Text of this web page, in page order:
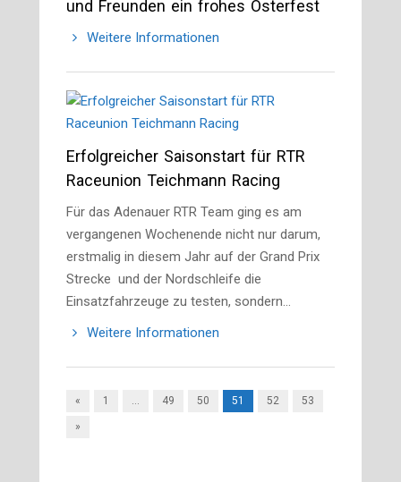
und Freunden ein frohes Osterfest
Weitere Informationen
Erfolgreicher Saisonstart für RTR
Raceunion Teichmann Racing
Für das Adenauer RTR Team ging es am
vergangenen Wochenende nicht nur darum,
erstmalig in diesem Jahr auf der Grand Prix
Strecke und der Nordschleife die
Einsatzfahrzeuge zu testen, sondern…
Weitere Informationen
« 1 … 49 50 51 52 53
»